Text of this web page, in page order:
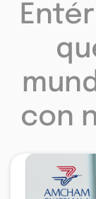
con